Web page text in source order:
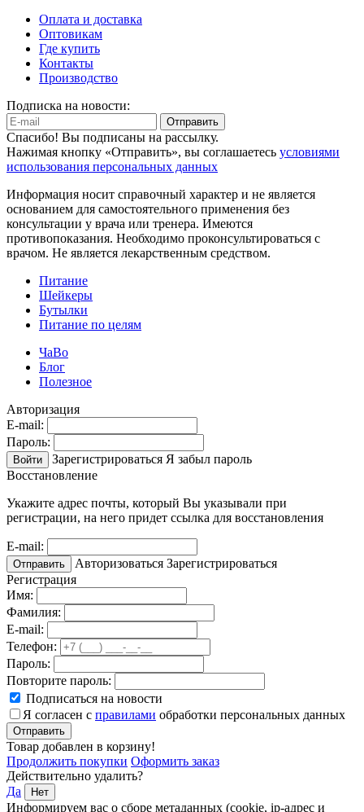
Оплата и доставка
Оптовикам
Где купить
Контакты
Производство
Подписка на новости:
Отправить
Спасибо! Вы подписаны на рассылку.
Нажимая кнопку «Отправить», вы соглашаетесь условиями
использования персональных данных
Информация носит справочный характер и не является
основанием для самостоятельного применения без
консультации у врача или тренера. Имеются
противопоказания. Необходимо проконсультироваться с
врачом. Не является лекарственным средством.
Питание
Шейкеры
Бутылки
Питание по целям
ЧаВо
Блог
Полезное
Авторизация
E-mail:
Пароль:
Войти Зарегистрироваться Я забыл пароль
Восстановление
Укажите адрес почты, который Вы указывали при
регистрации, на него придет ссылка для восстановления
E-mail:
Отправить Авторизоваться Зарегистрироваться
Регистрация
Имя:
Фамилия:
E-mail:
Телефон:
Пароль:
Повторите пароль:
Подписаться на новости
Я согласен с правилами обработки персональных данных
Отправить
Товар добавлен в корзину!
Продолжить покупки Оформить заказ
Действительно удалить?
Да
Нет
Информируем вас о сборе метаданных (cookie, ip-адрес и